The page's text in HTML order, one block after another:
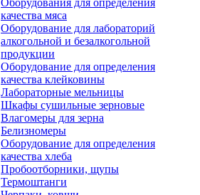
Оборудования для определения
качества мяса
Оборудование для лабораторий
алкогольной и безалкогольной
продукции
Оборудование для определения
качества клейковины
Лабораторные мельницы
Шкафы сушильные зерновые
Влагомеры для зерна
Белизномеры
Оборудование для определения
качества хлеба
Пробоотборники, щупы
Термоштанги